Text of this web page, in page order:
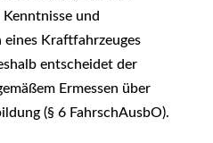
und
eines Kraftfahrzeuges
entscheidet der
Ermessen über
(§ 6 FahrschAusbO).